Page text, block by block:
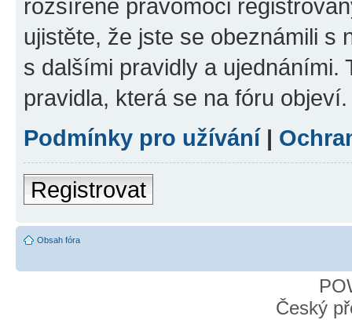
rozšířené pravomoci
ujistěte, že jste se obeznámili s
s dalšími pravidly a ujednáními.
pravidla, která se na fóru objeví.
Podmínky pro užívání |
Registrovat
Obsah fóra
Český